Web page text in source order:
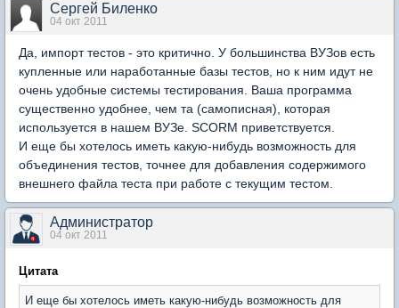
Сергей Биленко
04 окт 2011
Да, импорт тестов - это критично. У большинства ВУЗов есть
купленные или наработанные базы тестов, но к ним идут не
очень удобные системы тестирования. Ваша программа
существенно удобнее, чем та (самописная), которая
используется в нашем ВУЗе. SCORM приветствуется.
И еще бы хотелось иметь какую-нибудь возможность для
объединения тестов, точнее для добавления содержимого
внешнего файла теста при работе с текущим тестом.
Администратор
04 окт 2011
Цитата
И еще бы хотелось иметь какую-нибудь возможность для